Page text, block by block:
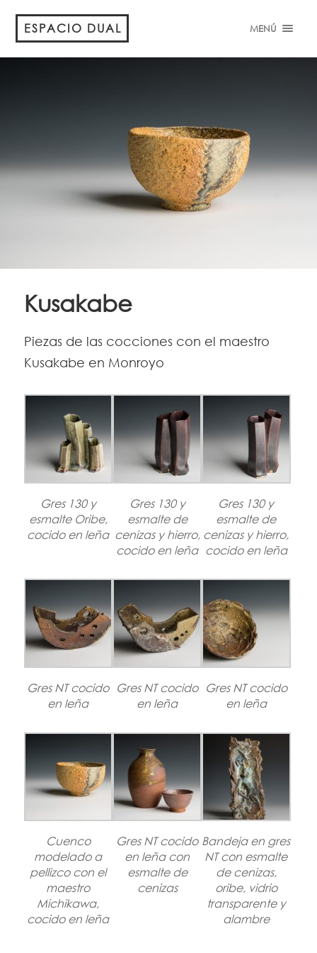
ESPACIO DUAL MENÚ
Kusakabe
Piezas de las cocciones con el maestro
Kusakabe en Monroyo
Gres 130 y
esmalte Oribe,
cocido en leña
Gres 130 y
esmalte de
cenizas y hierro,
cocido en leña
Gres 130 y
esmalte de
cenizas y hierro,
cocido en leña
Gres NT cocido
en leña
Gres NT cocido
en leña
Gres NT cocido
en leña
Cuenco
modelado a
pellizco con el
maestro
Michikawa,
cocido en leña
Gres NT cocido
en leña con
esmalte de
cenizas
Bandeja en gres
NT con esmalte
de cenizas,
oribe, vidrio
transparente y
alambre